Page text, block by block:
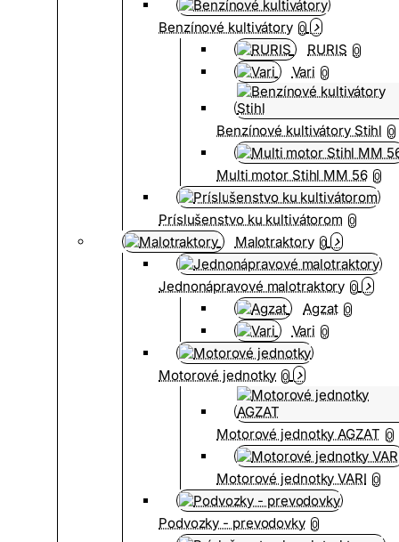
Benzínové kultivátory 0
RURIS 0
Vari 0
Benzínové kultivátory Stihl 0
Multi motor Stihl MM 56 0
Príslušenstvo ku kultivátorom 0
Malotraktory 0
Jednonápravové malotraktory 0
Agzat 0
Vari 0
Motorové jednotky 0
Motorové jednotky AGZAT 0
Motorové jednotky VARI 0
Podvozky - prevodovky 0